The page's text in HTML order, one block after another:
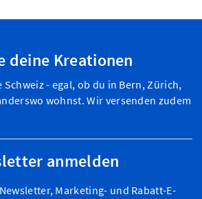
deine Kreationen
- egal, ob du in Bern, Zürich,
wohnst. Wir versenden zudem
anmelden
Marketing- und Rabatt-E-